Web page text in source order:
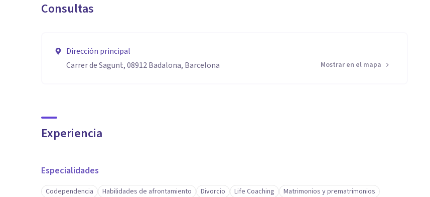
Consultas
Dirección principal
Carrer de Sagunt, 08912 Badalona, Barcelona
Mostrar en el mapa
Experiencia
Especialidades
Codependencia Habilidades de afrontamiento Divorcio Life Coaching
Matrimonios y prematrimonios